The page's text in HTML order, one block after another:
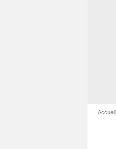
Accueil